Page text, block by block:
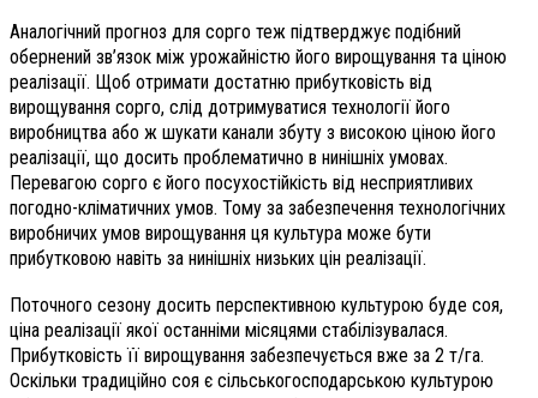
Аналогічний прогноз для сорго теж підтверджує подібний
обернений зв’язок між урожайністю його вирощування та ціною
реалізації. Щоб отримати достатню прибутковість від
вирощування сорго, слід дотримуватися технології його
виробництва або ж шукати канали збуту з високою ціною його
реалізації, що досить проблематично в нинішніх умовах.
Перевагою сорго є його посухостійкість від несприятливих
погодно-кліматичних умов. Тому за забезпечення технологічних
виробничих умов вирощування ця культура може бути
прибутковою навіть за нинішніх низьких цін реалізації.
Поточного сезону досить перспективною культурою буде соя,
ціна реалізації якої останніми місяцями стабілізувалася.
Прибутковість її вирощування забезпечується вже за 2 т/га.
Оскільки традиційно соя є сільськогосподарською культурою